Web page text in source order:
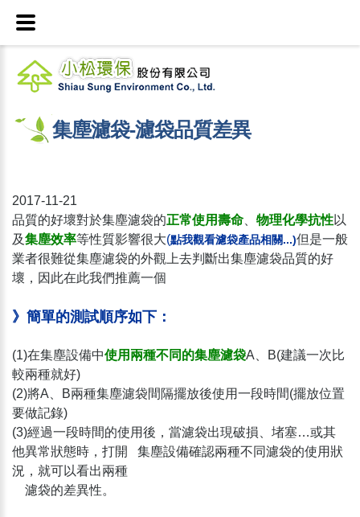
集塵濾袋-濾袋品質差異
2017-11-21
品質的好壞對於集塵濾袋的正常使用壽命 物理化學抗性以
及集塵效率等性質影響很大(點我觀看濾袋產品相關...)但是一般
業者很難從集塵濾袋的外觀上去判斷出集塵濾袋品質的好
壞，因此在此我們推薦一個
》簡單的測試順序如下：
(1)在集塵設備中使用兩種不同的集塵濾袋A、B(建議一次比
較兩種就好)
(2)將A、B兩種集塵濾袋間隔擺放後使用一段時間(擺放位置
要做記錄)
(3)經過一段時間的使用後，當濾袋出現破損、堵塞…或其
他異常狀態時，打開 集塵設備確認兩種不同濾袋的使用狀
況，就可以看出兩種
濾袋的差異性。